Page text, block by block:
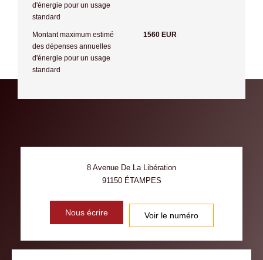
d'énergie pour un usage
standard
Montant maximum estimé
des dépenses annuelles
d'énergie pour un usage
standard
1560 EUR
8 Avenue De La Libération
91150 ÉTAMPES
Nous écrire Voir le numéro